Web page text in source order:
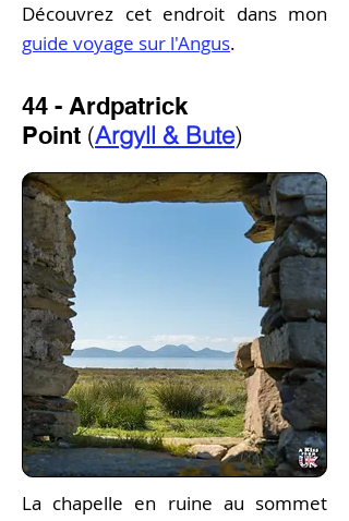
Découvrez cet endroit dans mon
guide voyage sur l'Angus.
44 - Ardpatrick
Point (Argyll & Bute)
La chapelle en ruine au sommet